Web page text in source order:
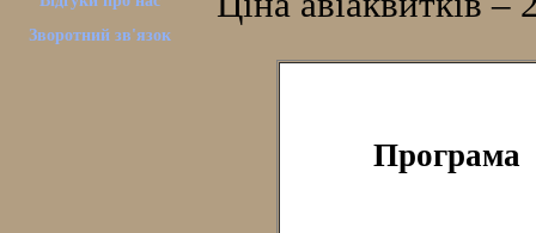
Зворотний зв'язок
Програма